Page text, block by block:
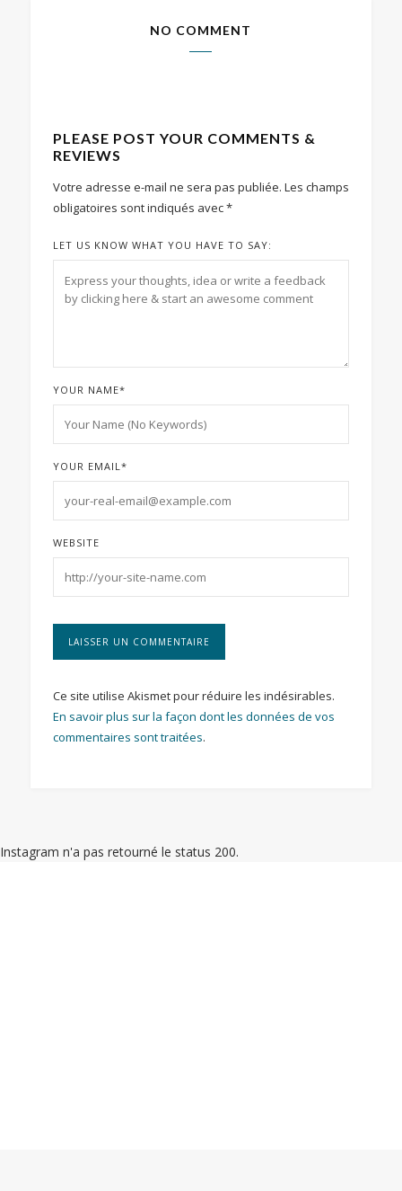
NO COMMENT
PLEASE POST YOUR COMMENTS &
REVIEWS
Votre adresse e-mail ne sera pas publiée. Les champs
obligatoires sont indiqués avec*
LET US KNOW WHAT YOU HAVE TO SAY:
YOUR NAME*
YOUR EMAIL *
WEBSITE
Ce site utilise Akismet pour réduire les indésirables.
En savoir plus sur la façon dont les données de vos
commentaires sont traitées.
Instagram n'a pas retourné le status 200.